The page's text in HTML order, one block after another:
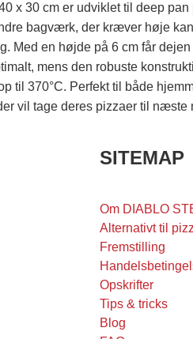
x 30 cm er udviklet til deep pan
bagværk, der kræver høje
Med en højde på 6 cm får
mens den robuste
til 370°C. Perfekt til både
vil tage deres pizzaer til næste
SITEMAP
Om DIABLO
Alternativt til
Fremstilling
Opskrifter
Tips & tricks
Blog